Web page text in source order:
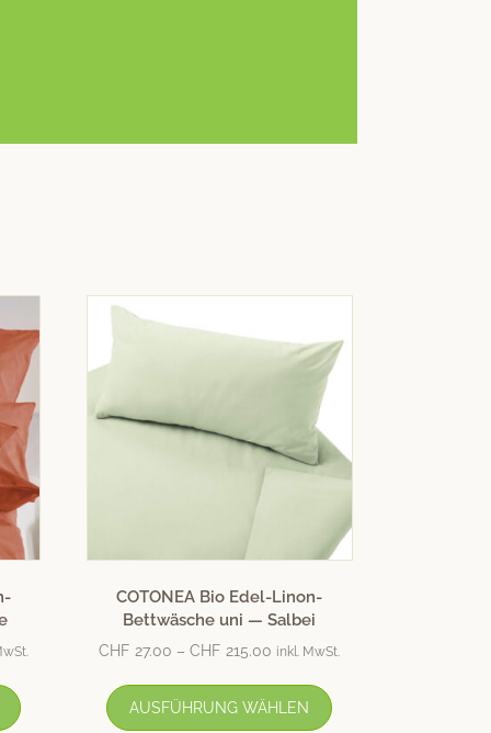
COTONEA Bio Edel-Linon-
Bettwäsche uni — Salbei
CHF 27.00 –CHF 215.00 inkl. MwSt.
AUSFÜHRUNG WÄHLEN